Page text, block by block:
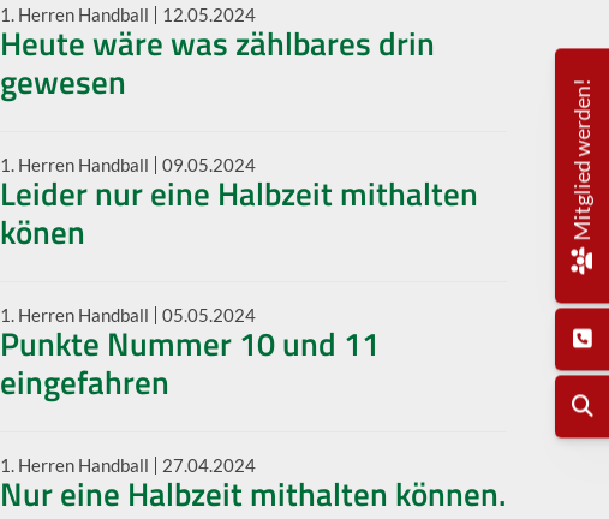
1. Herren Handball 12.05.2024
Heute wäre was zählbares drin
gewesen
1. Herren Handball 09.05.2024
Leider nur eine Halbzeit mithalten
könen
1. Herren Handball 05.05.2024
Punkte Nummer 10 und 11
eingefahren
1. Herren Handball 27.04.2024
Nur eine Halbzeit mithalten können.
Mitglied werden!